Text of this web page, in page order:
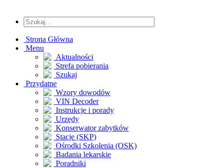
Strona Główna
Menu
Aktualności
Strefa pobierania
Szukaj
Przydatne
Wzory dowodów
VIN Decoder
Instrukcje i porady
Urzędy
Konserwator zabytków
Stacje (SKP)
Ośrodki Szkolenia (OSK)
Badania lekarskie
Poradniki